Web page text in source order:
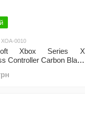
0010
Xbox Series X
Controller Carbon Black